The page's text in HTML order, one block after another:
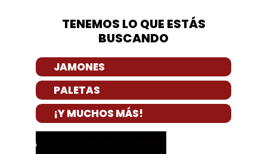
TENEMOS LO QUE ESTÁS
BUSCANDO
JAMONES
PALETAS
¡Y MUCHOS MÁS!